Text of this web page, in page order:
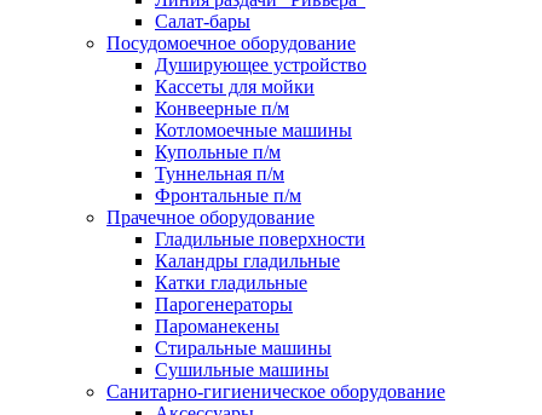
Салат-бары
Посудомоечное оборудование
Душирующее устройство
Кассеты для мойки
Конвеерные п/м
Котломоечные машины
Купольные п/м
Туннельная п/м
Фронтальные п/м
Прачечное оборудование
Гладильные поверхности
Каландры гладильные
Катки гладильные
Парогенераторы
Пароманекены
Стиральные машины
Сушильные машины
Санитарно-гигиеническое оборудование